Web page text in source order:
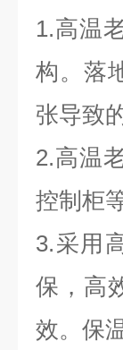
1.高温
构。落
张导致
2.高温
控制柜
3.采用
保，高
效。保